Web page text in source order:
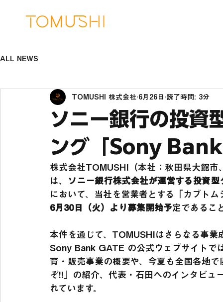
ALL NEWS
ソニー銀行の投資
ング「Sony
TOMUSHI 株式会社 6月26日 読了時間: 3分
株式会社TOMUSHI（本社：秋田県大館
は、
ソニー銀行株式会社が運営する投資
において、当社を営業者とする「カブト
6月30日（火）より募集開始予定であるこ
本件を通じて、TOMUSHIはさらなる事業
Sony Bank GATE の公式ウェブサイトで
育・販売事業の概要や、今夏も全国各地
ぞ!!」の紹介、代表・石田へのインタビュ
れています。